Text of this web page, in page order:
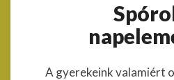
A gyerekeink valamiért